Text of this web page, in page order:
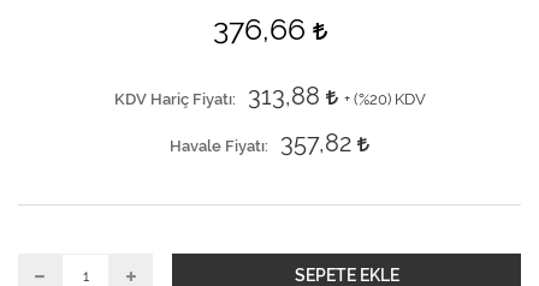
376,66
KDV Hariç Fiyatı 313,88 + (%20) KDV
Havale Fiyatı 357,82
SEPETE EKLE